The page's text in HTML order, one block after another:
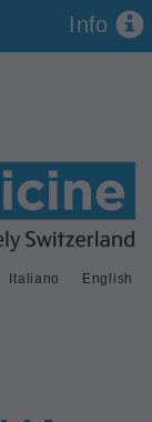
Italiano English
Info